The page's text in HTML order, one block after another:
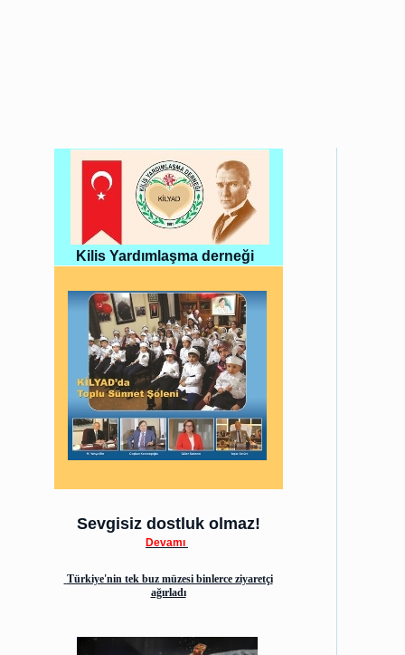
Kilis Yardımlaşma derneği
Sevgisiz dostluk olmaz!
Devamı
Türkiye'nin tek buz müzesi binlerce ziyaretçi
ağırladı